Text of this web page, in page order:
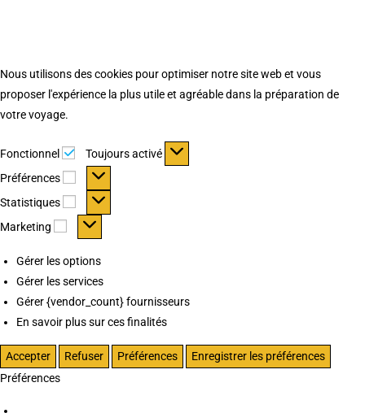
Nous utilisons des cookies pour optimiser notre site web et vous
proposer l'expérience la plus utile et agréable dans la préparation de
votre voyage.
Fonctionnel Fonctionnel
Toujours activé
Préférences
Préférences
Statistiques Statistiques
Marketing Marketing
Gérer les options
Gérer les services
Gérer {vendor_count} fournisseurs
En savoir plus sur ces finalités
Accepter Refuser Préférences
Enregistrer les préférences
Préférences